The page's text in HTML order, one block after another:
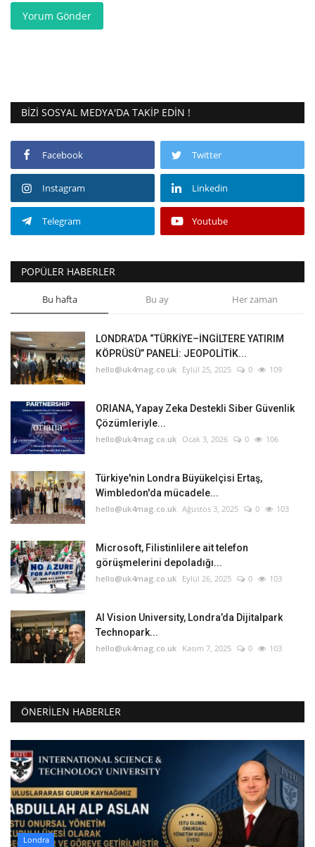
Yorum Gönder
BIZI SOSYAL MEDYA'DA TAKIP EDIN !
Facebook Twitter
Instagram Linkedin
Telegram Youtube
POPÜLER HABERLER
Bu hafta Bu ay Her zaman
LONDRA’DA “TÜRKİYE–İNGİLTERE YATIRIM
KÖPRÜSÜ” PANELİ: JEOPOLİTİK...
hello@uk4mag.co.uk Eylül 25, 2025 0 109
ORIANA, Yapay Zeka Destekli Siber Güvenlik
Çözümleriyle...
hello@uk4mag.co.uk Ocak 3, 2026 0 106
Türkiye'nin Londra Büyükelçisi Ertaş,
Wimbledon'da mücadele...
hello@uk4mag.co.uk Ağustos 3, 2025 0 103
Microsoft, Filistinlilere ait telefon
görüşmelerini depoladığı...
hello@uk4mag.co.uk Eylül 26, 2025 0 103
AI Vision University, Londra’da Dijitalpark
Technopark...
hello@uk4mag.co.uk Kasım 7, 2025 0 103
ÖNERILEN HABERLER
Londra